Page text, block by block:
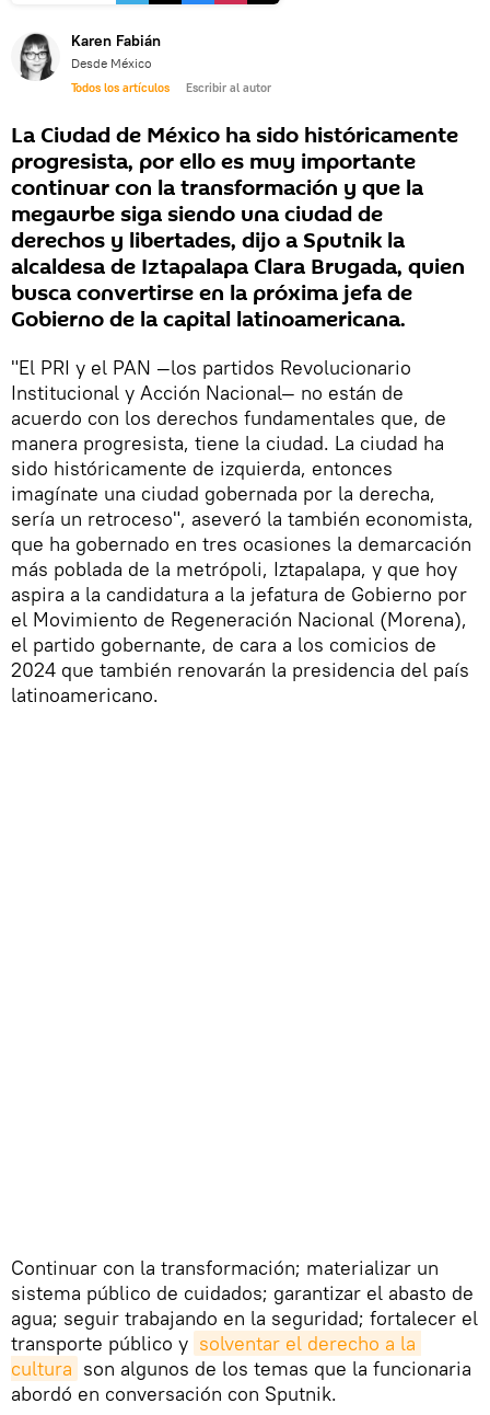
Karen Fabián
Desde México
Todos los artículos Escribir al autor
La Ciudad de México ha sido históricamente
progresista, por ello es muy importante
continuar con la transformación y que la
megaurbe siga siendo una ciudad de
derechos y libertades, dijo a Sputnik la
alcaldesa de Iztapalapa Clara Brugada, quien
busca convertirse en la próxima jefa de
Gobierno de la capital latinoamericana.
"El PRI y el PAN —los partidos Revolucionario
Institucional y Acción Nacional— no están de
acuerdo con los derechos fundamentales que, de
manera progresista, tiene la ciudad. La ciudad ha
sido históricamente de izquierda, entonces
imagínate una ciudad gobernada por la derecha,
sería un retroceso", aseveró la también economista,
que ha gobernado en tres ocasiones la demarcación
más poblada de la metrópoli, Iztapalapa, y que hoy
aspira a la candidatura a la jefatura de Gobierno por
el Movimiento de Regeneración Nacional (Morena),
el partido gobernante, de cara a los comicios de
2024 que también renovarán la presidencia del país
latinoamericano.
Continuar con la transformación; materializar un
sistema público de cuidados; garantizar el abasto de
agua; seguir trabajando en la seguridad; fortalecer el
transporte público y solventar el derecho a la
cultura son algunos de los temas que la funcionaria
abordó en conversación con Sputnik.